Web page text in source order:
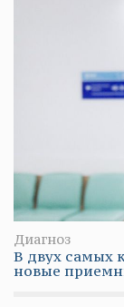
Диагноз
В двух самых
новые